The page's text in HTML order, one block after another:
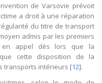
de Varsovie prévoit
a droit à une réparation
du titre de transport
admis par les premiers
appel dès lors que la
cette disposition de la
transports intérieurs [12].